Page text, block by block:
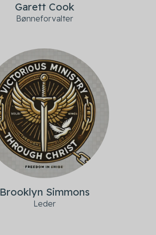
Garett Cook
Bønneforvalter
Brooklyn Simmons
Leder